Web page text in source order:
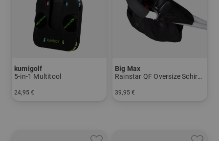
kumigolf
5-in-1 Multitool
24,95 €
Big Max
Rainstar QF Oversize Schirmhalter
39,95 €